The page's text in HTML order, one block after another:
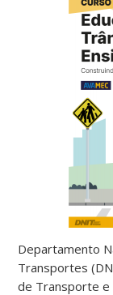
Departamento
Transportes
de Transporte e